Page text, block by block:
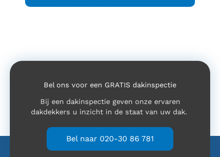
Bel ons voor een GRATIS dakinspectie
Bij een dakinspectie geven onze ervaren
dakdekkers u inzicht in de staat van uw dak.
Bel naar 020-30 86 781